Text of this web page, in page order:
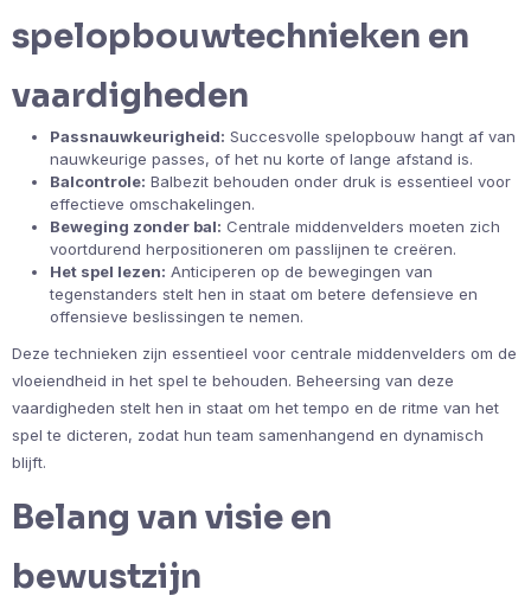
spelopbouwtechnieken en
vaardigheden
Passnauwkeurigheid: Succesvolle spelopbouw hangt af van
nauwkeurige passes, of het nu korte of lange afstand is.
Balcontrole: Balbezit behouden onder druk is essentieel voor
effectieve omschakelingen.
Beweging zonder bal: Centrale middenvelders moeten zich
voortdurend herpositioneren om passlijnen te creëren.
Het spel lezen: Anticiperen op de bewegingen van
tegenstanders stelt hen in staat om betere defensieve en
offensieve beslissingen te nemen.
Deze technieken zijn essentieel voor centrale middenvelders om de
vloeiendheid in het spel te behouden. Beheersing van deze
vaardigheden stelt hen in staat om het tempo en de ritme van het
spel te dicteren, zodat hun team samenhangend en dynamisch
blijft.
Belang van visie en
bewustzijn